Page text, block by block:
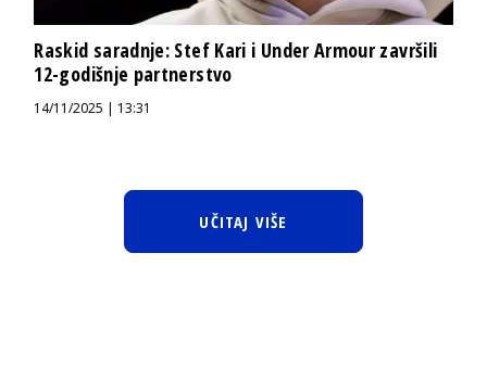
Raskid saradnje: Stef Kari i Under Armour završili
12-godišnje partnerstvo
14/11/2025 | 13:31
UČITAJ VIŠE